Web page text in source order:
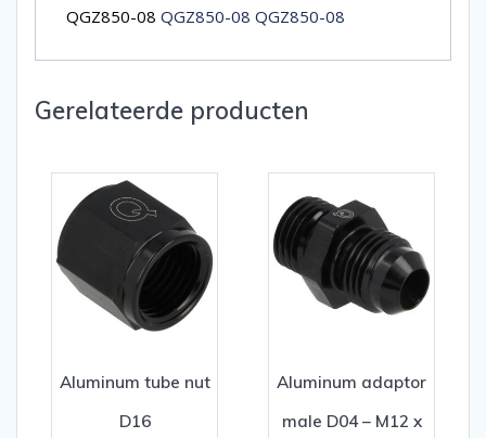
QGZ850-08 QGZ850-08 QGZ850-08
Gerelateerde producten
Aluminum tube nut
D16
Aluminum adaptor
male D04 – M12 x